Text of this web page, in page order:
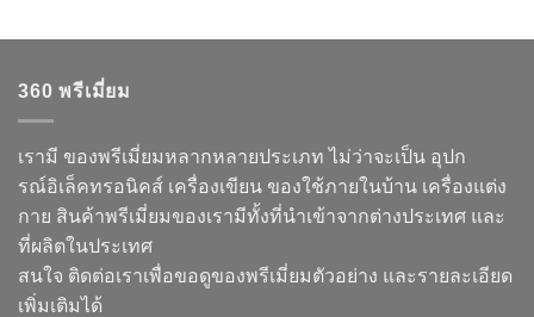
360 พรีเมี่ยม
เรามี ของพรีเมี่ยมหลากหลายประเภท ไม่ว่าจะเป็น อุปก
รณ์อิเล็คทรอนิคส์ เครื่องเขียน ของใช้ภายในบ้าน เครื่องแต่ง
กาย สินค้าพรีเมี่ยมของเรามีทั้งที่นำเข้าจากต่างประเทศ และ
ที่ผลิตในประเทศ
สนใจ ติดต่อเราเพื่อขอดูของพรีเมี่ยมตัวอย่าง และรายละเอียด
เพิ่มเติมได้